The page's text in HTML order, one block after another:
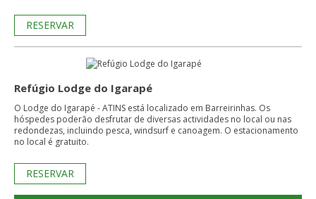
RESERVAR
Refúgio Lodge do Igarapé
O Lodge do Igarapé - ATINS está localizado em Barreirinhas. Os
hóspedes poderão desfrutar de diversas actividades no local ou nas
redondezas, incluindo pesca, windsurf e canoagem. O estacionamento
no local é gratuito.
RESERVAR